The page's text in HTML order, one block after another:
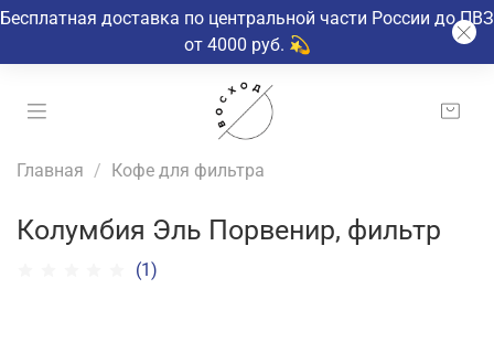
Бесплатная доставка по центральной части России до ПВЗ
от 4000 руб. 💫
Главная Кофе для фильтра
Колумбия Эль Порвенир, фильтр
(1)